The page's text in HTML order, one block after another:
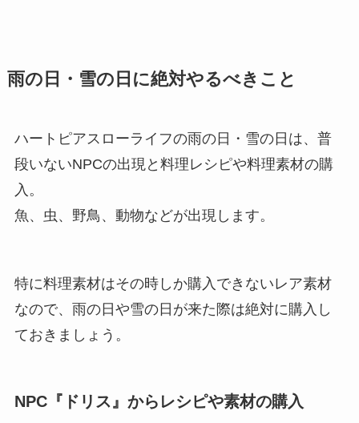
雨の日・雪の日に絶対やるべきこと
ハートピアスローライフの雨の日・雪の日は、普
段いないNPCの出現と料理レシピや料理素材の購
入。
魚、虫、野鳥、動物などが出現します。
特に料理素材はその時しか購入できないレア素材
なので、雨の日や雪の日が来た際は絶対に購入し
ておきましょう。
NPC『ドリス』からレシピや素材の購入